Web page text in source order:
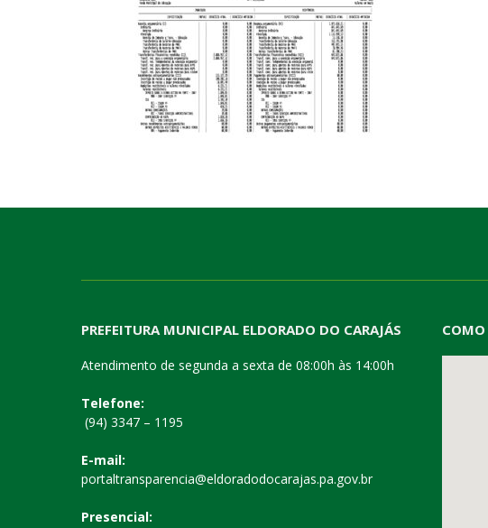
PREFEITURA MUNICIPAL ELDORADO DO CARAJÁS
Atendimento de segunda a sexta de 08:00h às 14:00h
Telefone:
(94) 3347 – 1195
E-mail:
portaltransparencia@eldoradodocarajas.pa.gov.br
Presencial:
COMO